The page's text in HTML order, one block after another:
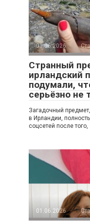
01.06.2026
Странный
ирландский
подумали,
серьёзно не
Загадочный
в Ирландии,
соцсетей после того,
01.06.2026